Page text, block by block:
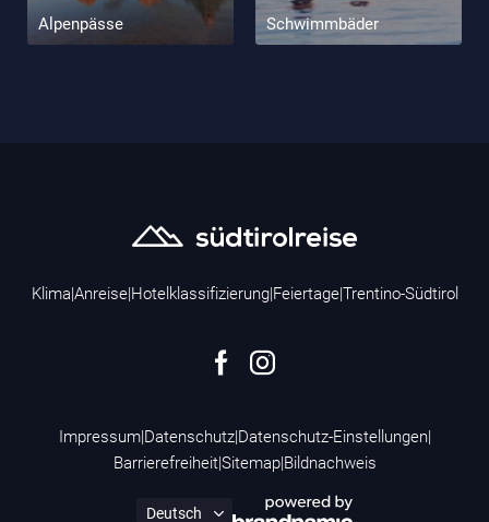
Alpenpässe Schwimmbäder
Klima|Anreise|Hotelklassifizierung|Feiertage|Trentino-Südtirol
Impressum|Datenschutz|Datenschutz-Einstellungen|
Barrierefreiheit|Sitemap|Bildnachweis